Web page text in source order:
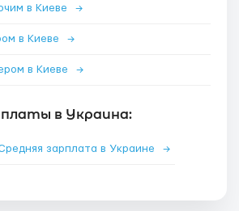
в Киеве →
в Киеве →
в Киеве →
в Украина:
зарплата в Украине →